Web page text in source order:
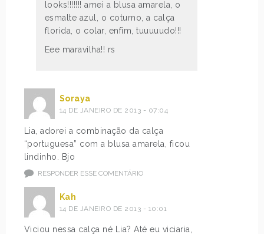
looks!!!!!!! amei a blusa amarela, o
esmalte azul, o coturno, a calça
florida, o colar, enfim, tuuuuudo!!!
Eee maravilha!! rs
Soraya
14 DE JANEIRO DE 2013 - 07:04
Lia, adorei a combinação da calça
“portuguesa” com a blusa amarela, ficou
lindinho. Bjo
RESPONDER ESSE COMENTÁRIO
Kah
14 DE JANEIRO DE 2013 - 10:01
Viciou nessa calça né Lia? Até eu viciaria,